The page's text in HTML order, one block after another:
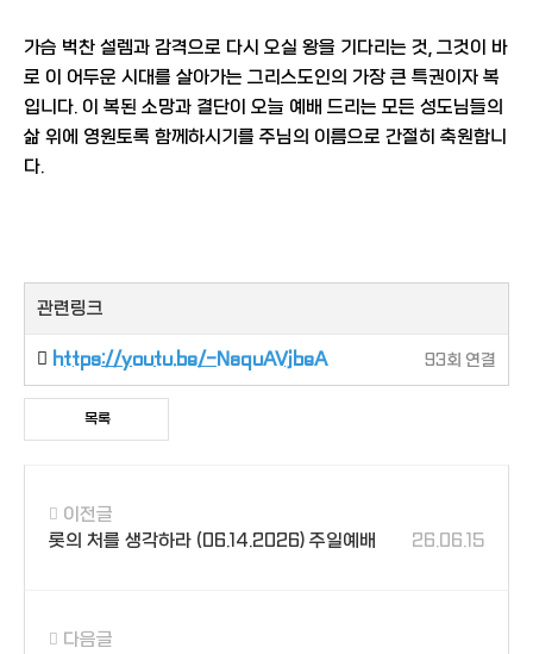
가슴 벅찬 설렘과 감격으로 다시 오실 왕을 기다리는 것, 그것이 바
로 이 어두운 시대를 살아가는 그리스도인의 가장 큰 특권이자 복
입니다. 이 복된 소망과 결단이 오늘 예배 드리는 모든 성도님들의
삶 위에 영원토록 함께하시기를 주님의 이름으로 간절히 축원합니
다.
관련링크
https://youtu.be/-NaquAVjbeA 93회 연결
목록
이전글
롯의 처를 생각하라 (06.14.2026) 주일예배
26.06.15
다음글